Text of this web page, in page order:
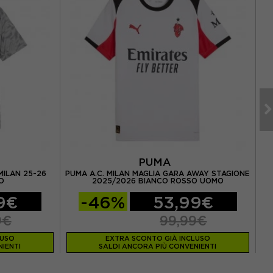
25-26
PUMA
PUMA A.C. MILAN MAGLIA GARA AWAY STAGIONE
2025/2026 BIANCO ROSSO UOMO
-46% 53,99€
99,99€
EXTRA SCONTO GIÀ INCLUSO
SALDI ANCORA PIÙ CONVENIENTI